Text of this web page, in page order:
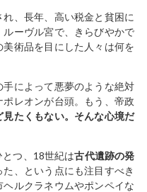
、長年、高い税金と貧困に
ーヴル宮で、きらびやかで
術品を目にした人々は何を
によって悪夢のような絶対
レオンが台頭。もう、帝政
たくもない。そんな心境だ
とつ、18世紀は古代遺跡の発
た、という点にも注目すべき
ルクラネウムやポンペイな